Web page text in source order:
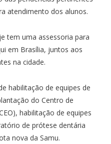
atendimento dos alunos.
tem uma assessoria para
em Brasília, juntos aos
na cidade.
habilitação de equipes de
do Centro de
habilitação de equipes
de prótese dentária
nova da Samu.